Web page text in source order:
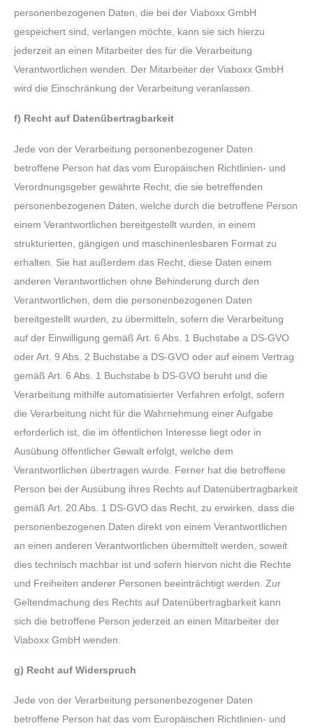
personenbezogenen Daten, die bei der Viaboxx GmbH
gespeichert sind, verlangen möchte, kann sie sich hierzu
jederzeit an einen Mitarbeiter des für die Verarbeitung
Verantwortlichen wenden. Der Mitarbeiter der Viaboxx GmbH
wird die Einschränkung der Verarbeitung veranlassen.
f) Recht auf Datenübertragbarkeit
Jede von der Verarbeitung personenbezogener Daten
betroffene Person hat das vom Europäischen Richtlinien- und
Verordnungsgeber gewährte Recht, die sie betreffenden
personenbezogenen Daten, welche durch die betroffene Person
einem Verantwortlichen bereitgestellt wurden, in einem
strukturierten, gängigen und maschinenlesbaren Format zu
erhalten. Sie hat außerdem das Recht, diese Daten einem
anderen Verantwortlichen ohne Behinderung durch den
Verantwortlichen, dem die personenbezogenen Daten
bereitgestellt wurden, zu übermitteln, sofern die Verarbeitung
auf der Einwilligung gemäß Art. 6 Abs. 1 Buchstabe a DS-GVO
oder Art. 9 Abs. 2 Buchstabe a DS-GVO oder auf einem Vertrag
gemäß Art. 6 Abs. 1 Buchstabe b DS-GVO beruht und die
Verarbeitung mithilfe automatisierter Verfahren erfolgt, sofern
die Verarbeitung nicht für die Wahrnehmung einer Aufgabe
erforderlich ist, die im öffentlichen Interesse liegt oder in
Ausübung öffentlicher Gewalt erfolgt, welche dem
Verantwortlichen übertragen wurde. Ferner hat die betroffene
Person bei der Ausübung ihres Rechts auf Datenübertragbarkeit
gemäß Art. 20 Abs. 1 DS-GVO das Recht, zu erwirken, dass die
personenbezogenen Daten direkt von einem Verantwortlichen
an einen anderen Verantwortlichen übermittelt werden, soweit
dies technisch machbar ist und sofern hiervon nicht die Rechte
und Freiheiten anderer Personen beeinträchtigt werden. Zur
Geltendmachung des Rechts auf Datenübertragbarkeit kann
sich die betroffene Person jederzeit an einen Mitarbeiter der
Viaboxx GmbH wenden.
g) Recht auf Widerspruch
Jede von der Verarbeitung personenbezogener Daten
betroffene Person hat das vom Europäischen Richtlinien- und